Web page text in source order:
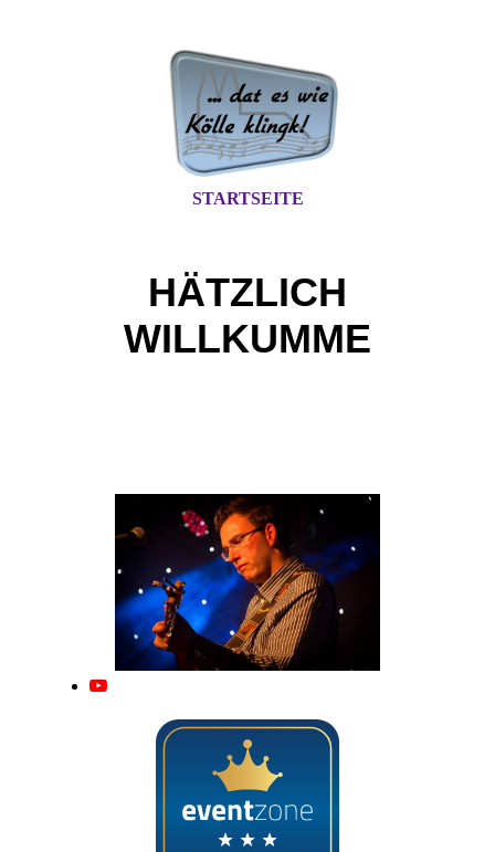
STARTSEITE
HÄTZLICH
WILLKUMME